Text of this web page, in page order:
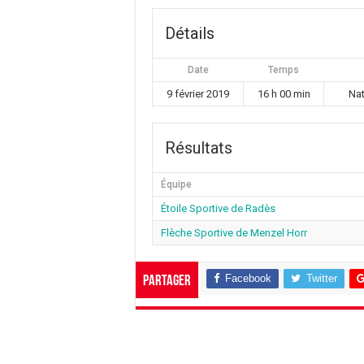
Détails
Date Temps
9 février 2019 16 h 00 min
Résultats
Équipe
Étoile Sportive de Radès
Flèche Sportive de Menzel Horr
Partager Facebook Twitter